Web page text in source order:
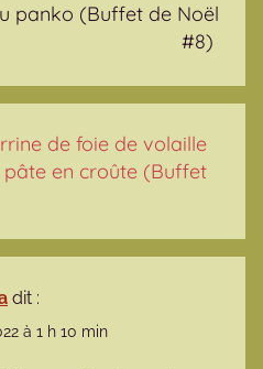
panko (Buffet de Noël
#8)
de foie de volaille
en croûte (Buffet
dit :
à 1 h 10 min